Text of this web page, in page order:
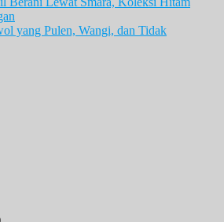
yang Pulen, Wangi, dan Tidak